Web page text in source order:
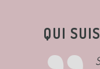
QUI